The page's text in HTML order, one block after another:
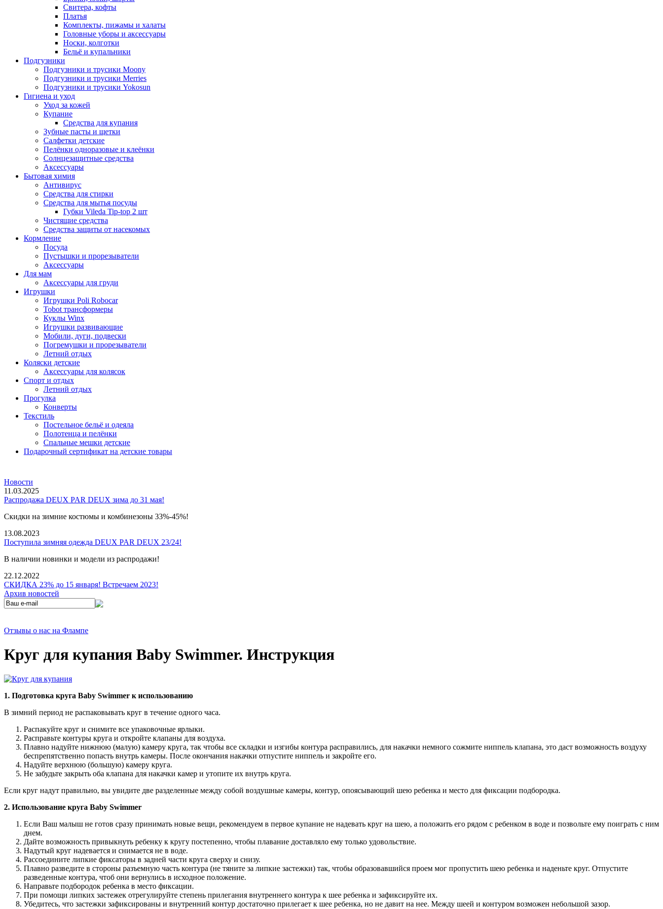
Свитера, кофты
Платья
Комплекты, пижамы и халаты
Головные уборы и аксессуары
Носки, колготки
Бельё и купальники
Подгузники
Подгузники и трусики Moony
Подгузники и трусики Merries
Подгузники и трусики Yokosun
Гигиена и уход
Уход за кожей
Купание
Средства для купания
Зубные пасты и щетки
Салфетки детские
Пелёнки одноразовые и клеёнки
Солнцезащитные средства
Аксессуары
Бытовая химия
Антивирус
Средства для стирки
Средства для мытья посуды
Губки Vileda Tip-top 2 шт
Чистящие средства
Средства защиты от насекомых
Кормление
Посуда
Пустышки и прорезыватели
Аксессуары
Для мам
Аксессуары для груди
Игрушки
Игрушки Poli Robocar
Tobot трансформеры
Куклы Winx
Игрушки развивающие
Мобили, дуги, подвески
Погремушки и прорезыватели
Летний отдых
Коляски детские
Аксессуары для колясок
Спорт и отдых
Летний отдых
Прогулка
Конверты
Текстиль
Постельное бельё и одеяла
Полотенца и пелёнки
Спальные мешки детские
Подарочный сертификат на детские товары
Новости
11.03.2025
Распродажа DEUX PAR DEUX зима до 31 мая!
Скидки на зимние костюмы и комбинезоны 33%-45%!
13.08.2023
Поступила зимняя одежда DEUX PAR DEUX 23/24!
В наличии новинки и модели из распродажи!
22.12.2022
СКИДКА 23% до 15 января! Встречаем 2023!
Архив новостей
Отзывы о нас на Флампе
Круг для купания Baby Swimmer. Инструкция
1. Подготовка круга Baby Swimmer к использованию
В зимний период не распаковывать круг в течение одного часа.
Распакуйте круг и снимите все упаковочные ярлыки.
Расправьте контуры круга и откройте клапаны для воздуха.
Плавно надуйте нижнюю (малую) камеру круга, так чтобы все складки и изгибы контура расправились, для накачки немного сожмите ниппель клапана, это даст возможность воздуху
беспрепятственно попасть внутрь камеры. После окончания накачки отпустите ниппель и закройте его.
Надуйте верхнюю (большую) камеру круга.
Не забудьте закрыть оба клапана для накачки камер и утопите их внутрь круга.
Если круг надут правильно, вы увидите две разделенные между собой воздушные камеры, контур, опоясывающий шею ребенка и место для фиксации подбородка.
2. Использование круга Baby Swimmer
Если Ваш малыш не готов сразу принимать новые вещи, рекомендуем в первое купание не надевать круг на шею, а положить его рядом с ребенком в воде и позвольте ему поиграть с ним
днем.
Дайте возможность привыкнуть ребенку к кругу постепенно, чтобы плавание доставляло ему только удовольствие.
Надутый круг надевается и снимается не в воде.
Рассоедините липкие фиксаторы в задней части круга сверху и снизу.
Плавно разведите в стороны разъемную часть контура (не тяните за липкие застежки) так, чтобы образовавшийся проем мог пропустить шею ребенка и наденьте круг. Отпустите
разведенные контура, чтоб они вернулись в исходное положение.
Направьте подбородок ребенка в место фиксации.
При помощи липких застежек отрегулируйте степень прилегания внутреннего контура к шее ребенка и зафиксируйте их.
Убедитесь, что застежки зафиксированы и внутренний контур достаточно прилегает к шее ребенка, но не давит на нее. Между шеей и контуром возможен небольшой зазор.